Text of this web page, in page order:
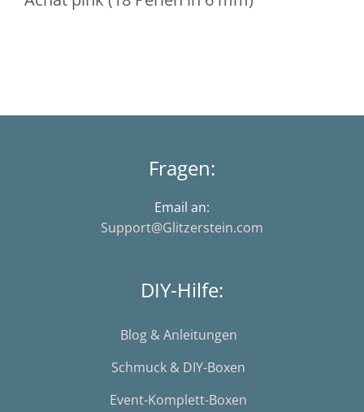
Fragen:
Email an:
Support@Glitzerstein.com
DIY-Hilfe:
Blog & Anleitungen
Schmuck & DIY-Boxen
Event-Komplett-Boxen